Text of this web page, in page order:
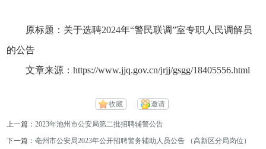
原标题：关于选聘2024年“警民联调”室专职人民调解员
的公告
文章来源：https://www.jjq.gov.cn/jrjj/gsgg/18405556.html
收藏 邀请
上一篇：2023年池州市公安局第二批招聘辅警公告
下一篇：亳州市公安局2023年公开招聘警务辅助人员公告 （高新区分局岗位）